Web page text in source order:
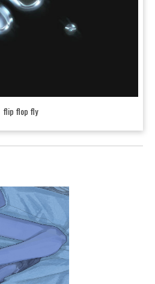
flip flop fly